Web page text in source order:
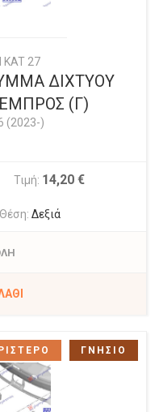
KAT 27
ΔΙΧΤΥΟΥ
(Γ)
(2023-)
Τιμή: 14,20 €
Θέση: Δεξιά
ΓΝΗΣΙΟ